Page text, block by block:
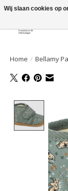
Welkom bij de
Home / Bellamy
Wij slaan cookies op